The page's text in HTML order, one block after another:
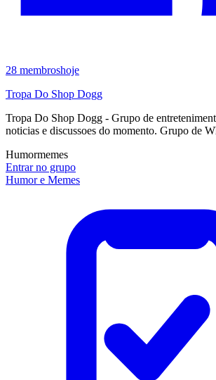
28 membroshoje
Tropa Do Shop Dogg
Tropa Do Shop Dogg - Grupo de
noticias e discussoes do momento. Grupo de
Humormemes
Entrar no grupo
Humor e Memes